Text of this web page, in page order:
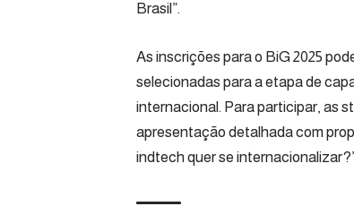
Brasil”.
As inscrições para o BiG 2025
selecionadas para a etapa de
internacional. Para participar, as
apresentação detalhada com
indtech quer se